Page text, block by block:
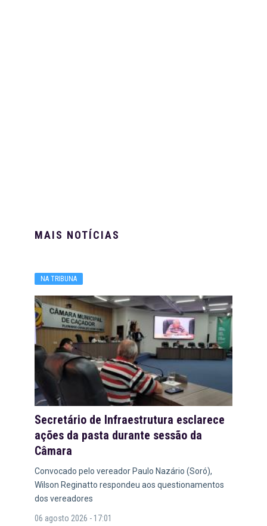
MAIS NOTÍCIAS
NA TRIBUNA
Secretário de Infraestrutura esclarece
ações da pasta durante sessão da
Câmara
Convocado pelo vereador Paulo Nazário (Soró),
Wilson Reginatto respondeu aos questionamentos
dos vereadores
06 agosto 2026 - 17:01